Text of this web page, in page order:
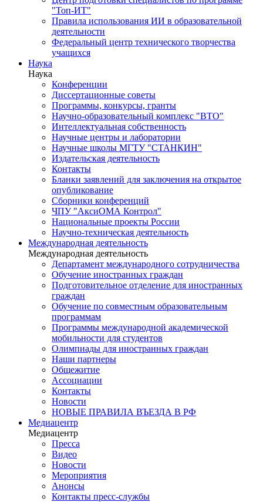
"Топ-ИТ"
Правила использования ИИ в образовательной
деятельности
Федеральный центр технического творчества
учащихся
Наука
Наука
Конференции
Диссертационные советы
Программы, конкурсы, гранты
Научно-образовательный комплекс "ВТО"
Интеллектуальная собственность
Научные центры и лаборатории
Научные школы МГТУ "СТАНКИН"
Издательская деятельность
Контакты
Бланки заявлений для заключения на открытое
опубликование
Сборники конференций
ЧПУ "АксиОМА Контрол"
Национальные проекты России
Научно-техническая деятельность
Международная деятельность
Международная деятельность
Департамент международного сотрудничества
Обучение иностранных граждан
Подготовительное отделение для иностранных
граждан
Обучение по совместным образовательным
программам
Программы международной академической
мобильности для студентов
Олимпиады для иностранных граждан
Наши партнеры
Общежитие
Ассоциации
Контакты
Новости
НОВЫЕ ПРАВИЛА ВЪЕЗДА В РФ
Медиацентр
Медиацентр
Пресса
Видео
Новости
Мероприятия
Анонсы
Контакты пресс-службы